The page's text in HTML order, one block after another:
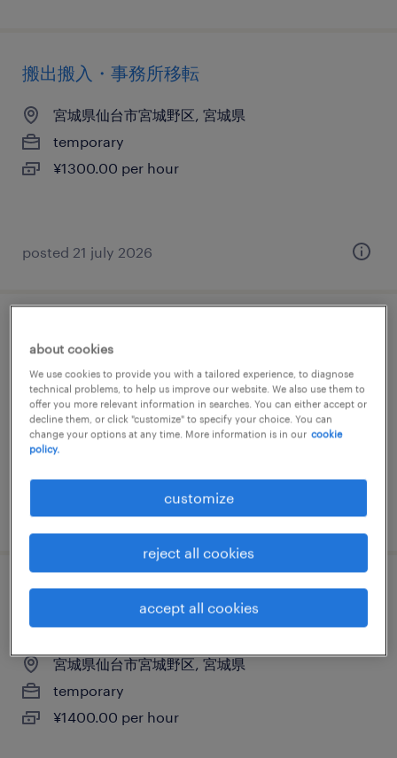
搬出搬入・事務所移転
宮城県仙台市宮城野区, 宮城県
temporary
¥1300.00 per hour
posted 21 july 2026
宮城県富谷市, 宮城県
temporary
¥1210.00 per hour
posted 22 july 2026
物流・ロジスティクスのその他（倉庫・軽
作業）、仕分け・ピッキング・梱包
宮城県仙台市宮城野区, 宮城県
temporary
¥1400.00 per hour
about cookies
We use cookies to provide you with a tailored experience, to diagnose
technical problems, to help us improve our website. We also use them to
offer you more relevant information in searches. You can either accept or
decline them, or click "customize" to specify your choice. You can
change your options at any time. More information is in our cookie
policy.
customize
reject all cookies
accept all cookies